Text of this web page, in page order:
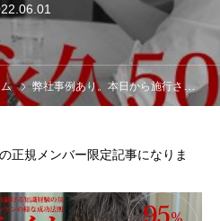
弊社事例あり。本日から施行される新特商法4つの対応ポイント【コイチロプライム2022年6月1日】
正規メンバー限定記事になりま